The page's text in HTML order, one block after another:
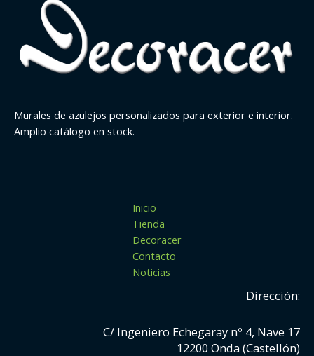
Murales de azulejos personalizados para exterior e interior.
Amplio catálogo en stock.
Inicio
Tienda
Decoracer
Contacto
Noticias
Dirección:
C/ Ingeniero Echegaray nº 4, Nave 17
12200 Onda (Castellón)